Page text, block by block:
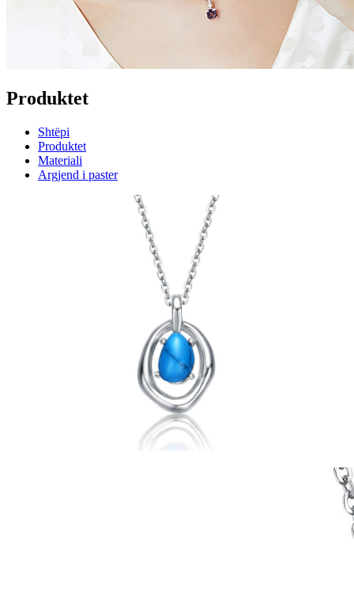
Produktet
Shtëpi
Produktet
Materiali
Argjend i paster